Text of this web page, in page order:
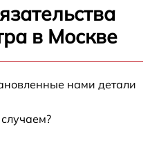
в Москве
нами детали